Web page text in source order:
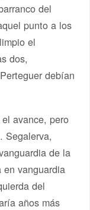
del
punto a los
el
dos,
debían
avance, pero
Segalerva,
de la
vanguardia
del
años más